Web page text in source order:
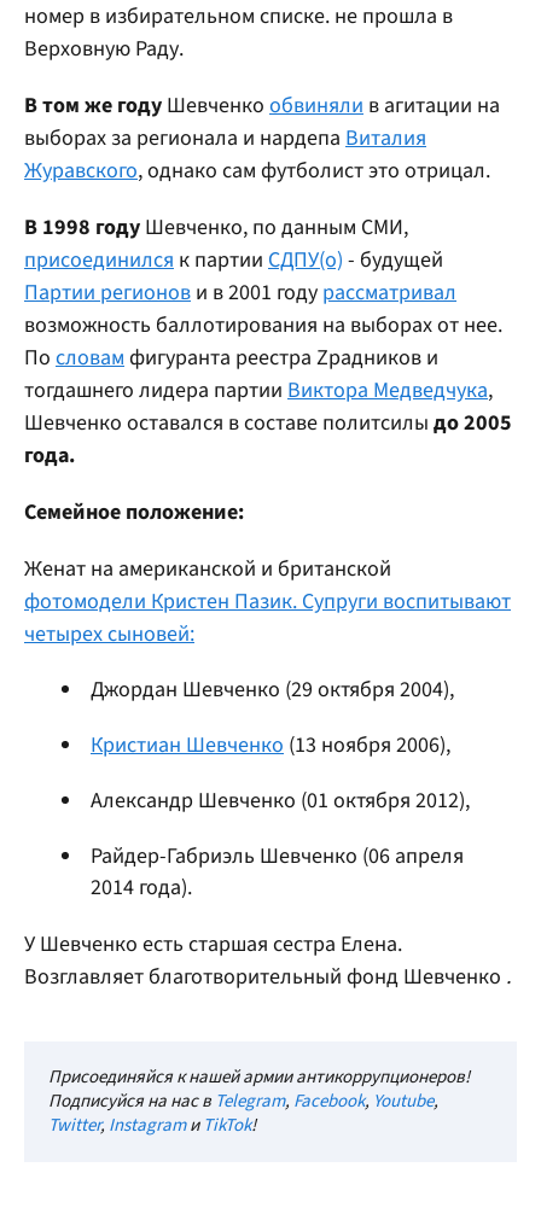
номер в избирательном списке. не прошла в
Верховную Раду.
В том же году Шевченко обвиняли в агитации на
выборах за регионала и нардепа Виталия
Журавского, однако сам футболист это отрицал.
В 1998 году Шевченко, по данным СМИ,
присоединился к партии СДПУ(о) - будущей
Партии регионов и в 2001 году рассматривал
возможность баллотирования на выборах от нее.
По словамфигуранта реестра Zрадников и
тогдашнего лидера партии Виктора Медведчука,
Шевченко оставался в составе политсилы до 2005
года.
Семейное положение:
Женат на американской и британской
фотомодели Кристен Пазик. Супруги воспитывают
четырех сыновей:
Джордан Шевченко (29 октября 2004),
Кристиан Шевченко (13 ноября 2006),
Александр Шевченко (01 октября 2012),
Райдер-Габриэль Шевченко (06 апреля
2014 года).
У Шевченко есть старшая сестра Елена.
Возглавляет благотворительный фонд Шевченко .
Присоединяйся к нашей армии антикоррупционеров!
Подписуйся на нас в Telegram, Facebook, Youtube,
Twitter, InstagramиTikTok!